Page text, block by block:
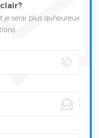
je serai plus quheureux